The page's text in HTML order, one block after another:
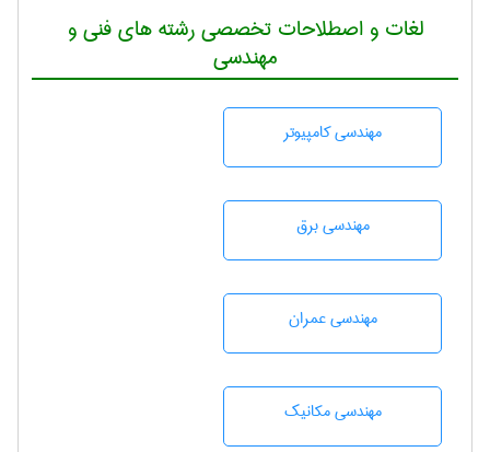
لغات و اصطلاحات تخصصی رشته های فنی و
مهندسی
مهندسی كامپيوتر
مهندسی برق
مهندسی عمران
مهندسی مکانیک